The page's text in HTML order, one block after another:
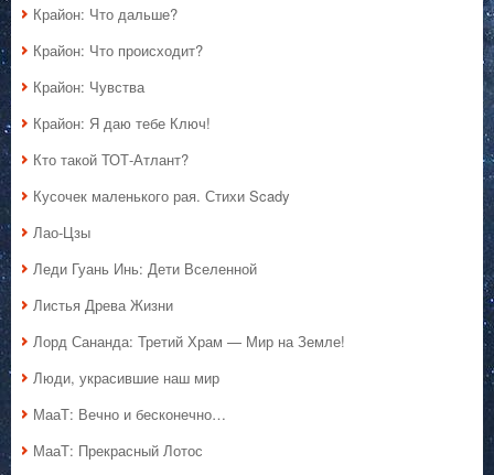
Крайон: Что дальше?
Крайон: Что происходит?
Крайон: Чувства
Крайон: Я даю тебе Ключ!
Кто такой ТОТ-Атлант?
Кусочек маленького рая. Стихи Scady
Лао-Цзы
Леди Гуань Инь: Дети Вселенной
Листья Древа Жизни
Лорд Сананда: Третий Храм — Мир на Земле!
Люди, украсившие наш мир
МааТ: Вечно и бесконечно…
МааТ: Прекрасный Лотос